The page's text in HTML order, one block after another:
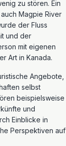
zu stören. Ein
Magpie River
der Fluss
und der
mit eigenen
Art in Kanada.
Angebote,
selbst
beispielsweise
und
Einblicke in
Perspektiven auf